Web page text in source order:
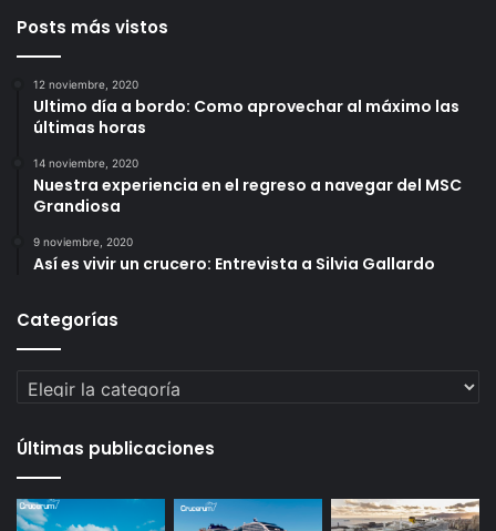
Posts más vistos
12 noviembre, 2020
Ultimo día a bordo: Como aprovechar al máximo las
últimas horas
14 noviembre, 2020
Nuestra experiencia en el regreso a navegar del MSC
Grandiosa
9 noviembre, 2020
Así es vivir un crucero: Entrevista a Silvia Gallardo
Categorías
Categorías
Últimas publicaciones